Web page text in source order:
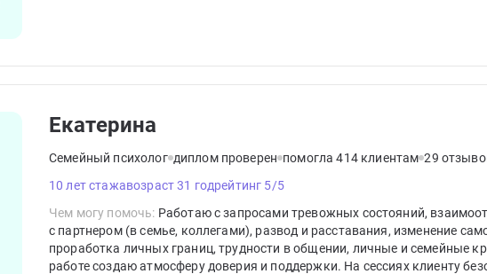
Екатерина
Семейный психолог диплом проверен помогла 414 клиентам 29
10 лет стажавозраст 31 годрейтинг 5/5
Чем могу помочь: Работаю с запросами тревожных состояний,
с партнером (в семье, коллегами), развод и расставания, изменение
проработка личных границ, трудности в общении, личные и семейные
работе создаю атмосферу доверия и поддержки. На сессиях клиенту